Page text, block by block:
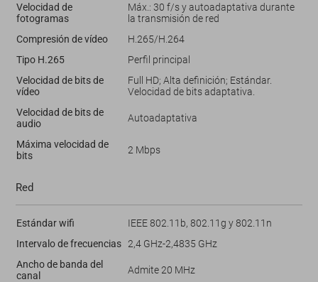
Velocidad de
fotogramas
Máx.: 30 f/s y autoadaptativa durante
la transmisión de red
Compresión de vídeo
H.265/H.264
Tipo H.265
Perfil principal
Velocidad de bits de
vídeo
Full HD; Alta definición; Estándar.
Velocidad de bits adaptativa.
Velocidad de bits de
audio
Autoadaptativa
Máxima velocidad de
bits
2 Mbps
Red
Estándar wifi
IEEE 802.11b, 802.11g y 802.11n
Intervalo de frecuencias
2,4 GHz-2,4835 GHz
Ancho de banda del
canal
Admite 20 MHz